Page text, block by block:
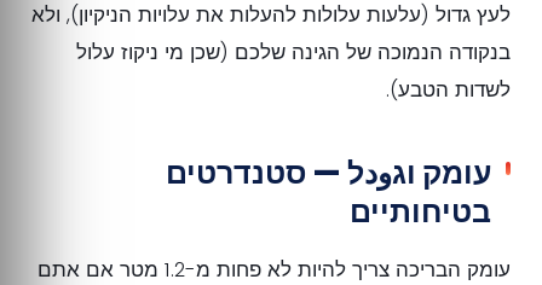
לעץ גדול (עלעות עלולות להעלות את עלויות הניקיון), ולא
בנקודה הנמוכה של הגינה שלכם (שכן מי ניקוז עלול
לשדות הטבע).
עומק וגودל — סטנדרטים
בטיחותיים
עומק הבריכה צריך להיות לא פחות מ-1.2 מטר אם אתם